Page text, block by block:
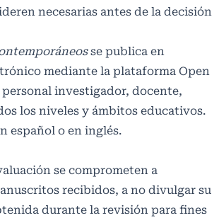
necesarias antes de la decisión
se publica en
mediante la plataforma Open
investigador, docente,
los niveles y ámbitos educativos.
español o en inglés.
se comprometen a
recibidos, a no divulgar su
durante la revisión para fines